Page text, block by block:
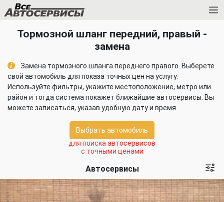
Тормозной шланг передний, правый -
замена
Замена тормозного шланга переднего правого. Выберете
свой автомобиль для показа точных цен на услугу.
Используйте фильтры, укажите местоположение, метро или
район и тогда система покажет ближайшие автосервисы. Вы
можете записаться, указав удобную дату и время.
Выбрать автомобиль
для поиска автосервисов
с точными ценами
Автосервисы